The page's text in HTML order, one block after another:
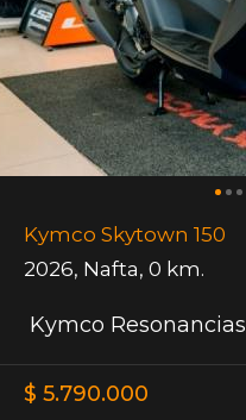
Kymco Skytown 150
2026, Nafta, 0 km.
Kymco Resonancias
$ 5.790.000